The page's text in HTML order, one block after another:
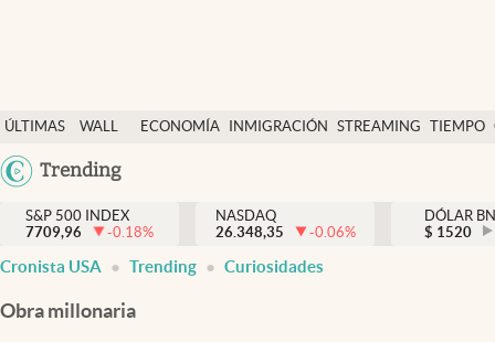
ÚLTIMAS
NOTICIAS
WALL
DÓLAR
ECONOMÍA INMIGRACIÓN STREAMING TIEMPO
México
Trending
Finanzas y economía
Wall Street y dólar
Inmigración
S&P 500 INDEX
7709,96
-0.18%
NASDAQ
26.348,35
-0.06%
DÓLAR
$ 1520
Cronista USA Trending Curiosidades
Obra millonaria